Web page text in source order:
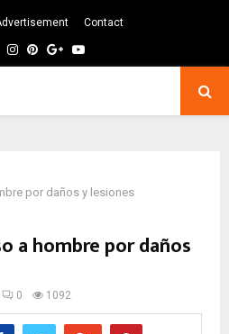
Contact
Instagram
Pinterest
GoogleYoutube
por daños y lesiones
a hombre por daños
0 1092